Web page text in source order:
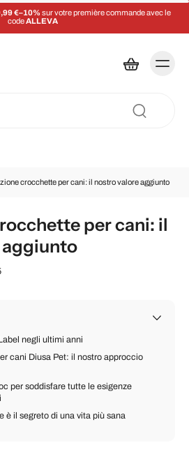
€–10% sur votre première commande avec le
codeALLEVA
crocchette per cani: il nostro valore aggiunto
per cani: il
negli ultimi anni
cani Diusa Pet: il nostro approccio
per soddisfare tutte le esigenze
è il segreto di una vita più sana